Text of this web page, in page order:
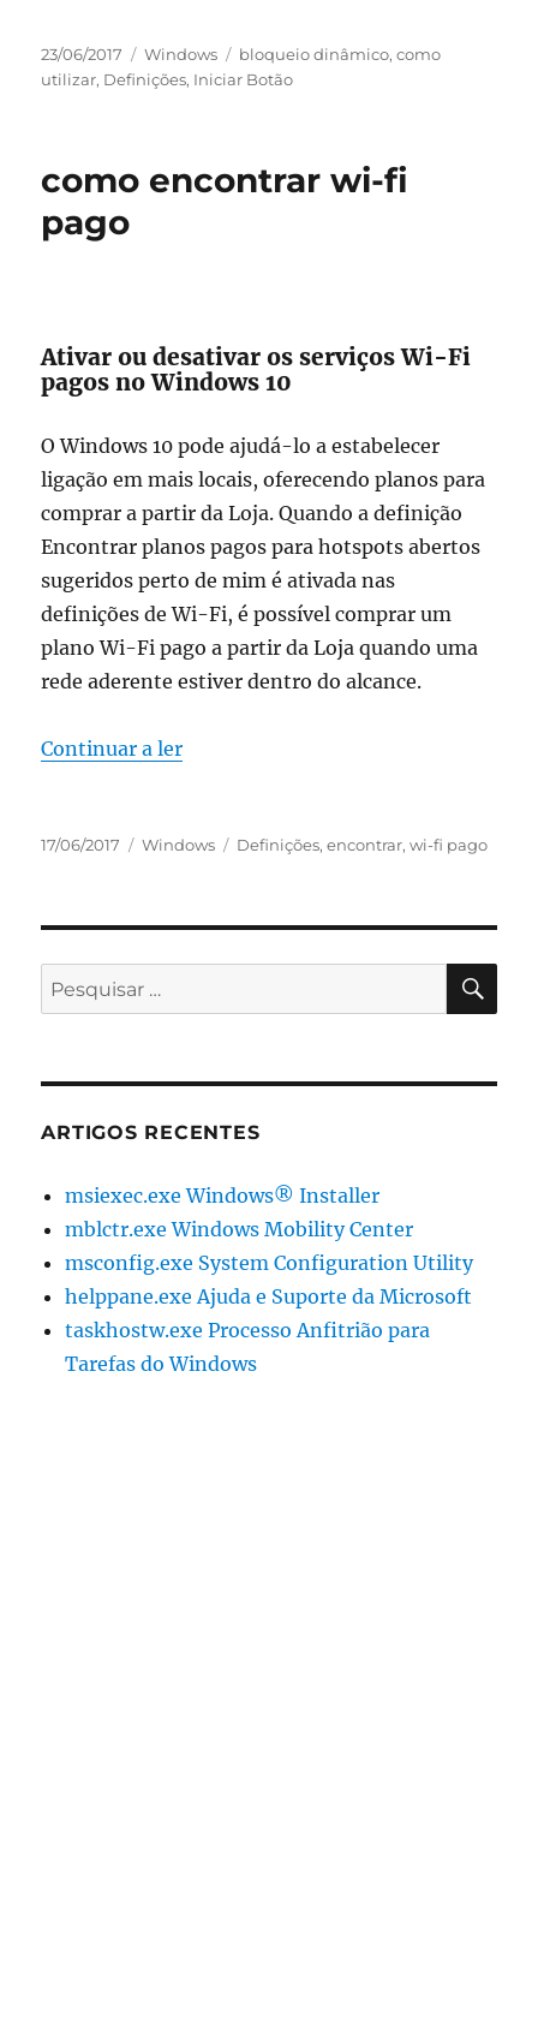
Publicado
em
23/06/2017 Categorias
Windows Etiquetas
bloqueio dinâmico,como
utilizar, Definições, Iniciar Botão
como encontrar wi-fi
pago
Ativar ou desativar os serviços Wi-Fi
pagos no Windows 10
O Windows 10 pode ajudá-lo a estabelecer
ligação em mais locais, oferecendo planos para
comprar a partir da Loja. Quando a definição
Encontrar planos pagos para hotspots abertos
sugeridos perto de mim é ativada nas
definições de Wi-Fi, é possível comprar um
plano Wi-Fi pago a partir da Loja quando uma
rede aderente estiver dentro do alcance.
Continuar a ler“como encontrar wi-fi pago”
Publicado
17/06/2017 Categorias
Windows Etiquetas
Definições,encontrar,wi-fi pago
Pesquisar
por:
ARTIGOS RECENTES
msiexec.exe Windows® Installer
mblctr.exe Windows Mobility Center
msconfig.exe System Configuration Utility
helppane.exe Ajuda e Suporte da Microsoft
taskhostw.exe Processo Anfitrião para
Tarefas do Windows